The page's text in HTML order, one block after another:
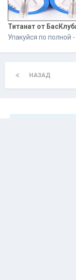
Титанат от
Упакуйся по полной -
НАЗАД